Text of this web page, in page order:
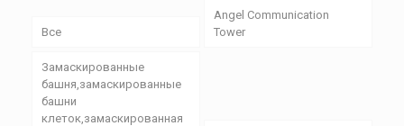
Все
Angel Communication
Tower
Замаскированные
башня,замаскированные
башни
клеток,замаскированная